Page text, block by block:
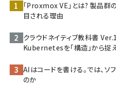
「Proxmox VE」とは? 製品群
目される理由
クラウドネイティブ教科書
Kubernetesを「構造」から捉
AIはコードを書ける。では、ソ
のか